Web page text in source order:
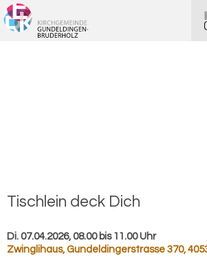
Tisch­lein deck Dich
Di. 07.04.2026, 08.00 bis 11.00 Uhr
Zwinglihaus,Gundeldingerstrasse 370,